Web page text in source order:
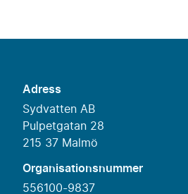
Adress
Sydvatten AB
Pulpetgatan 28
215 37 Malmö
Organisationsnummer
556100-9837